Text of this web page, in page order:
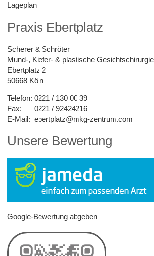
Lageplan
Praxis Ebertplatz
Scherer & Schröter
Mund-, Kiefer- & plastische Gesichtschirurgie
Ebertplatz 2
50668 Köln
Telefon: 0221 / 130 00 39
Fax:
0221 / 92424216
E-Mail: ebertplatz@mkg-zentrum.com
Unsere Bewertung
Google-Bewertung abgeben